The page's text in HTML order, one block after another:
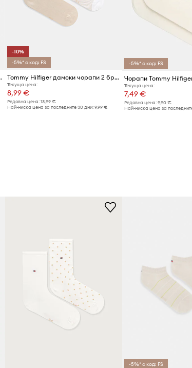
2 броя
-10%
-5%* с код: FS
Tommy Hilfiger дамски чорапи 2 броя
Текуща цена:
8,99 €
Редовна цена: 13,99 €
Най-ниска цена за последните 30 дни: 9,99 €
-5%* с код: FS
Чорапи Tommy
Текуща цена:
7,49 €
Редовна цена: 9,90 €
Най-ниска цена за
-5%* с код: FS